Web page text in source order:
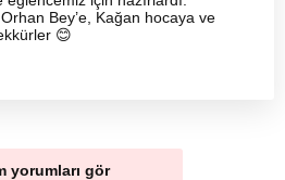
Bey’e, Kağan hocaya ve
😊
yorumları gör